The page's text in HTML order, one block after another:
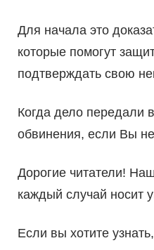
Для начала это
которые помогут
подтверждать свою
Когда дело передали
обвинения, если Вы
Дорогие читатели!
каждый случай носит
Если вы хотите узнать,